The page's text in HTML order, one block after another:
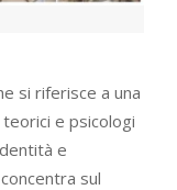
si riferisce a una
e psicologi
e
sul